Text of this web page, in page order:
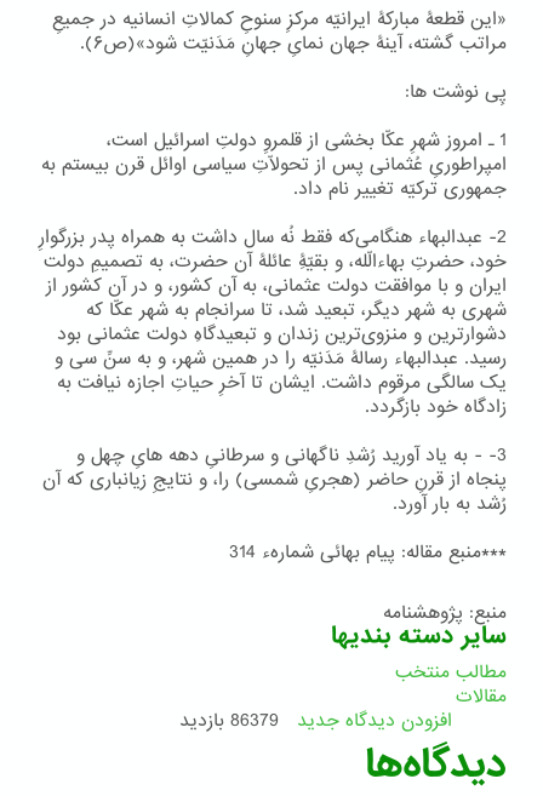
«این قطعۀ مبارکۀ ایرانیّه مرکزِ سنوحِ کمالاتِ انسانیه در جمیعِ
مراتب گشته، آینۀ جهان نمایِ جهانِ مَدَنیّت شود»(ص۶).
پِی نوشت ها:
1 ۔ امروز شهرِ عکّا بخشی از قلمروِ دولتِ اسرائیل است،
امپراطوریِ عُثمانی پس از تحولّاتِ سیاسی اوائل قرن بیستم به
جمهوری ترکیّه تغییر نام داد.
2- عبدالبهاء هنگامی‌که فقط نُه سال داشت به همراه پدر بزرگوارِ
خود، حضرتِ بهاءالّله، و بقیّۀِ عائلۀ آن حضرت، به تصمیمِ دولت
ایران و با موافقت دولت عثمانی، به آن کشور، و در آن کشور از
شهری به شهر دیگر، تبعید شد، تا سرانجام به شهر عکّا که
دشوارترین و منزوی‌ترین زندان و تبعیدگاهِ دولت عثمانی بود
رسید. عبدالبهاء رسالۀ مَدَنیّه را در همین شهر، و به سنِّ سی و
یک سالگی مرقوم داشت. ایشان تا آخرِ حیاتِ اجازه نیافت به
زادگاه خود بازگردد.
3- - به یاد آورید رُشدِ ناگهانی و سرطانیِ دهه هایِ چهل و
پنجاه از قرنِ حاضر (هجریِ شمسی) را، و نتایجِ زیانباری که آن
رُشد به بار آورد.
***منبع مقاله: پیام بهائی شمارهء 314
منبع: پژوهشنامه
سایر دسته بندیها
مطالب منتخب
مقالات
افزودن دیدگاه جدید
86379 بازدید
دیدگاه‌ها